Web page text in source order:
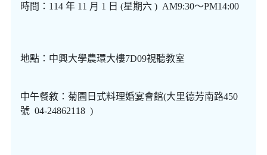
時間：114 年 11 月 1 日 (星期六 ) AM9:30～PM14:00
地點：中興大學農環大樓7D09視聽教室
中午餐敘：菊園日式料理婚宴會館(大里德芳南路450
號 04-24862118 )